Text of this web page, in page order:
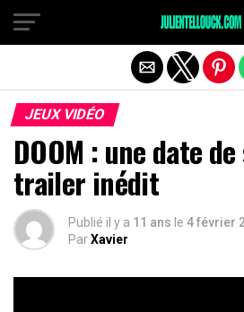
JEUX VIDÉO
DOOM : une date
trailer inédit
Publié il y a 11 ans le 4 février
ParXavier